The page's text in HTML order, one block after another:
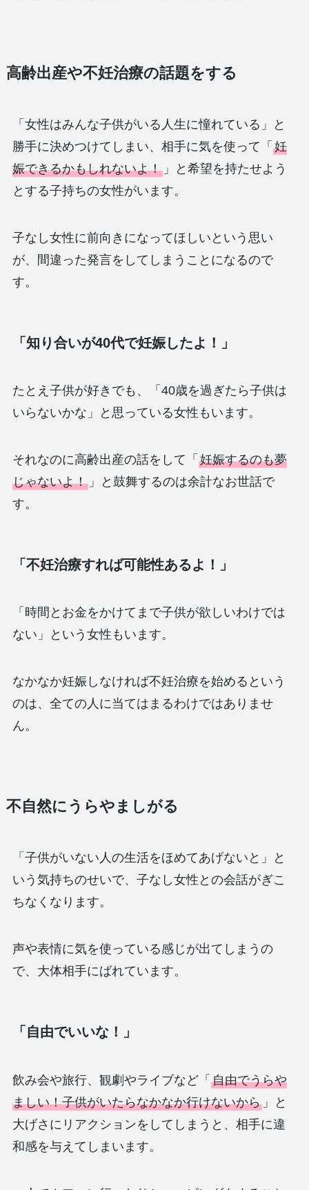
高齢出産や不妊治療の話題をする
「女性はみんな子供がいる人生に憧れている」と
勝手に決めつけてしまい、相手に気を使って「 妊
娠できるかもしれないよ！」と希望を持たせよう
とする子持ちの女性がいます。
子なし女性に前向きになってほしいという思い
が、間違った発言をしてしまうことになるので
す。
「知り合いが40代で妊娠したよ！」
たとえ子供が好きでも、「40歳を過ぎたら子供は
いらないかな」と思っている女性もいます。
それなのに高齢出産の話をして「 妊娠するのも夢
じゃないよ！」と鼓舞するのは余計なお世話で
す。
「不妊治療すれば可能性あるよ！」
「時間とお金をかけてまで子供が欲しいわけでは
ない」という女性もいます。
なかなか妊娠しなければ不妊治療を始めるという
のは、全ての人に当てはまるわけではありませ
ん。
不自然にうらやましがる
「子供がいない人の生活をほめてあげないと」と
いう気持ちのせいで、子なし女性との会話がぎこ
ちなくなります。
声や表情に気を使っている感じが出てしまうの
で、大体相手にばれています。
「自由でいいな！」
飲み会や旅行、観劇やライブなど「 自由でうらや
ましい！子供がいたらなかなか行けないから」と
大げさにリアクションをしてしまうと、相手に違
和感を与えてしまいます。